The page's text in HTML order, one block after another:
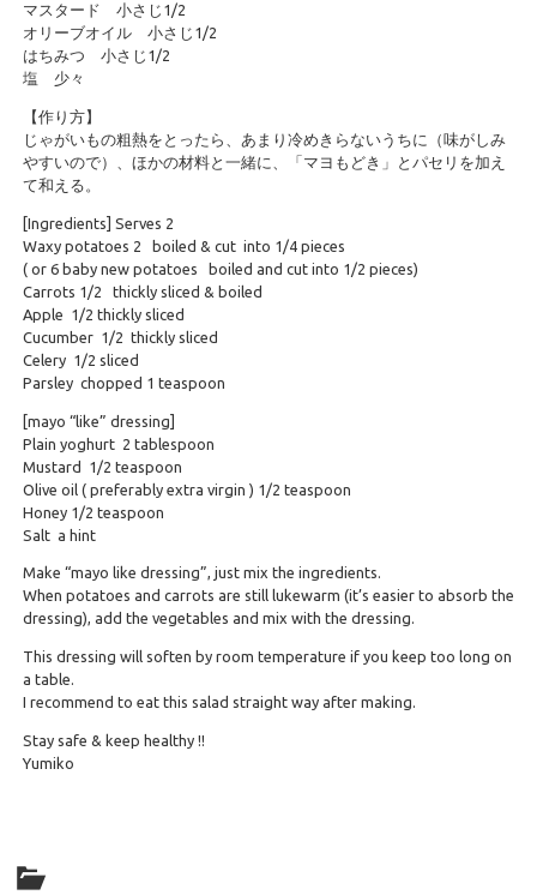
マスタード 小さじ1/2
オリーブオイル 小さじ1/2
はちみつ 小さじ1/2
塩 少々
【作り方】
じゃがいもの粗熱をとったら、あまり冷めきらないうちに（味がしみ
やすいので）、ほかの材料と一緒に、「マヨもどき」とパセリを加え
て和える。
[Ingredients] Serves 2
Waxy potatoes 2 boiled & cut into 1/4 pieces
( or 6 baby new potatoes boiled and cut into 1/2 pieces)
Carrots 1/2 thickly sliced & boiled
Apple 1/2 thickly sliced
Cucumber 1/2 thickly sliced
Celery 1/2 sliced
Parsley chopped 1 teaspoon
[mayo “like” dressing]
Plain yoghurt 2 tablespoon
Mustard 1/2 teaspoon
Olive oil ( preferably extra virgin ) 1/2 teaspoon
Honey 1/2 teaspoon
Salt a hint
Make “mayo like dressing”, just mix the ingredients.
When potatoes and carrots are still lukewarm (it’s easier to absorb the
dressing), add the vegetables and mix with the dressing.
This dressing will soften by room temperature if you keep too long on
a table.
I recommend to eat this salad straight way after making.
Stay safe & keep healthy !!
Yumiko